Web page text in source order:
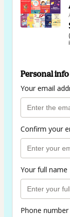
Personal info
Your email
Confirm your
Your full name
Phone number